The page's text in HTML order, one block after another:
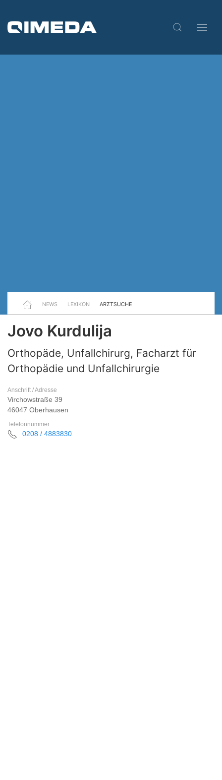
NEWS LEXIKON ARZTSUCHE
Jovo Kurdulija
Orthopäde, Unfallchirurg, Facharzt für
Orthopädie und Unfallchirurgie
Anschrift / Adresse
Virchowstraße 39
46047 Oberhausen
Telefonnummer
0208 / 4883830